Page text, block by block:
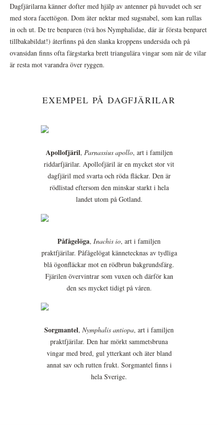
Dagfjärilarna känner dofter med hjälp av antenner på huvudet och ser
med stora facettögon. Dom äter nektar med sugsnabel, som kan rullas
in och ut. De tre benparen (två hos Nymphalidae, där är första benparet
tillbakabildat!) återfinns på den slanka kroppens undersida och på
ovansidan finns ofta färgstarka brett triangulära vingar som när de vilar
är resta mot varandra över ryggen.
EXEMPEL PÅ DAGFJÄRILAR
Apollofjäril, Parnassius apollo, art i familjen
riddarfjärilar. Apollofjäril är en mycket stor vit
dagfjäril med svarta och röda fläckar. Den är
rödlistad eftersom den minskar starkt i hela
landet utom på Gotland.
Påfågelöga, Inachis io, art i familjen
praktfjärilar. Påfågelögat kännetecknas av tydliga
blå ögonfläckar mot en rödbrun bakgrundsfärg.
Fjärilen övervintrar som vuxen och därför kan
den ses mycket tidigt på våren.
Sorgmantel, Nymphalis antiopa, art i familjen
praktfjärilar. Den har mörkt sammetsbruna
vingar med bred, gul ytterkant och äter bland
annat sav och rutten frukt. Sorgmantel finns i
hela Sverige.